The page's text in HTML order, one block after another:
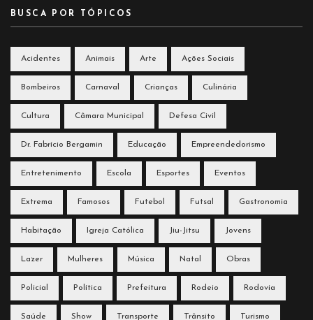
BUSCA POR TÓPICOS
Acidentes Animais Arte Ações Sociais
Bombeiros Carnaval Crianças Culinária
Cultura Câmara Municipal Defesa Civil
Dr. Fabrício Bergamin Educação Empreendedorismo
Entretenimento Escola Esportes Eventos
Extrema Famosos Futebol Futsal Gastronomia
Habitação Igreja Católica Jiu-Jitsu Jovens
Lazer Mulheres Música Natal Obras
Policial Política Prefeitura Rodeio Rodovia
Saúde Show Transporte Trânsito Turismo